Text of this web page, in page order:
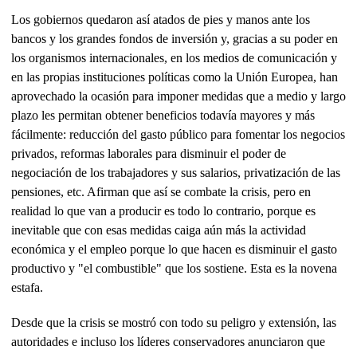
Los gobiernos quedaron así atados de pies y manos ante los
bancos y los grandes fondos de inversión y, gracias a su poder en
los organismos internacionales, en los medios de comunicación y
en las propias instituciones políticas como la Unión Europea, han
aprovechado la ocasión para imponer medidas que a medio y largo
plazo les permitan obtener beneficios todavía mayores y más
fácilmente: reducción del gasto público para fomentar los negocios
privados, reformas laborales para disminuir el poder de
negociación de los trabajadores y sus salarios, privatización de las
pensiones, etc. Afirman que así se combate la crisis, pero en
realidad lo que van a producir es todo lo contrario, porque es
inevitable que con esas medidas caiga aún más la actividad
económica y el empleo porque lo que hacen es disminuir el gasto
productivo y "el combustible" que los sostiene. Esta es la novena
estafa.
Desde que la crisis se mostró con todo su peligro y extensión, las
autoridades e incluso los líderes conservadores anunciaron que